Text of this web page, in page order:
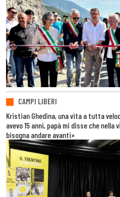
CAMPI LIBERI
Kristian Ghedina, una vita a tutta
avevo 15 anni, papà mi disse che nella
bisogna andare avanti»